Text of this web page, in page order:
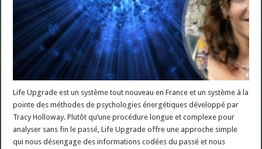
Life Upgrade est un système tout nouveau en France et un système à la
pointe des méthodes de psychologies énergétiques développé par
Tracy Holloway. Plutôt qu’une procédure longue et complexe pour
analyser sans fin le passé, Life Upgrade offre une approche simple
qui nous désengage des informations codées du passé et nous